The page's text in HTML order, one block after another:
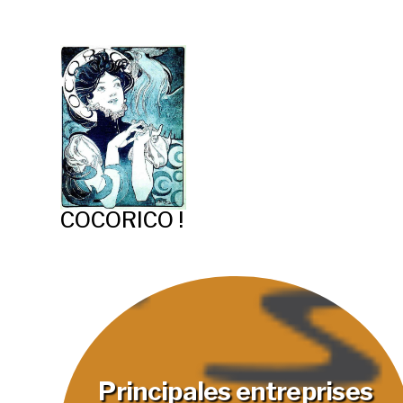
COCORICO !
Principales entreprises